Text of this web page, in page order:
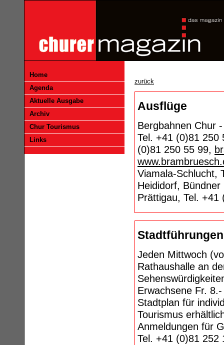
Home
Agenda
Aktuelle Ausgabe
Archiv
Chur Tourismus
Links
zurück
Ausflüge
Bergbahnen Chur
Tel. +41 (0)81 250
(0)81 250 55 99,
Viamala-Schlucht,
Heididorf,
Prättigau, Tel. +41
Stadtführungen
Jeden Mittwoch
Rathaushalle an
Erwachsene Fr.
Stadtplan für
Tourismus
Anmeldungen für
Tel. +41 (0)81 252